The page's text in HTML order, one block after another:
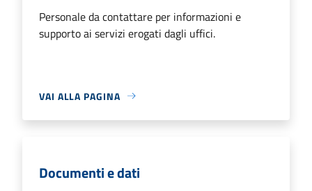
Personale da contattare per informazioni e
supporto ai servizi erogati dagli uffici.
VAI ALLA PAGINA
Documenti e dati